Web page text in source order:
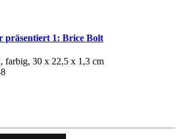
präsentiert 1: Brice Bolt
farbig, 30 x 22,5 x 1,3 cm